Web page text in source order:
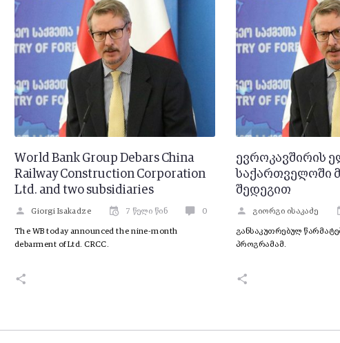
World Bank Group Debars China
Railway Construction Corporation
Ltd. and two subsidiaries
Giorgi Isakadze 7 წელი წინ 0
The WB today announced the nine-month
debarment of Ltd. CRCC.
ევროკავშირის
საქართველოში
შედეგით
გიორგი ისაკაძე
განსაკუთრებულ
პროგრამამ.